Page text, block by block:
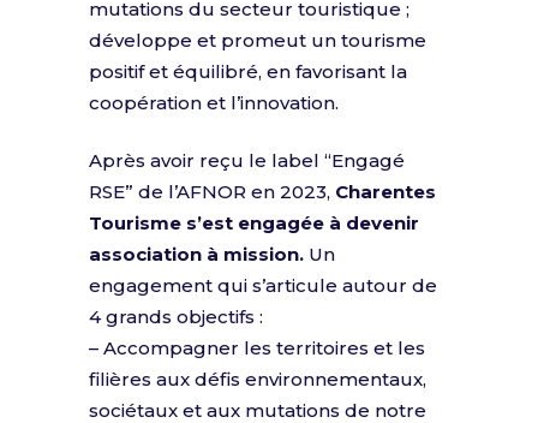
mutations du secteur touristique ;
développe et promeut un tourisme
positif et équilibré, en favorisant la
coopération et l’innovation.
Après avoir reçu le label “Engagé
RSE” de l’AFNOR en 2023, Charentes
Tourisme s’est engagée à devenir
association à mission. Un
engagement qui s’articule autour de
4 grands objectifs :
– Accompagner les territoires et les
filières aux défis environnementaux,
sociétaux et aux mutations de notre